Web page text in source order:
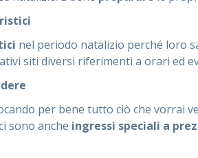
nel periodo natalizio perché loro
siti diversi riferimenti a orari ed
per bene tutto ciò che vorrai
sono anche ingressi speciali a